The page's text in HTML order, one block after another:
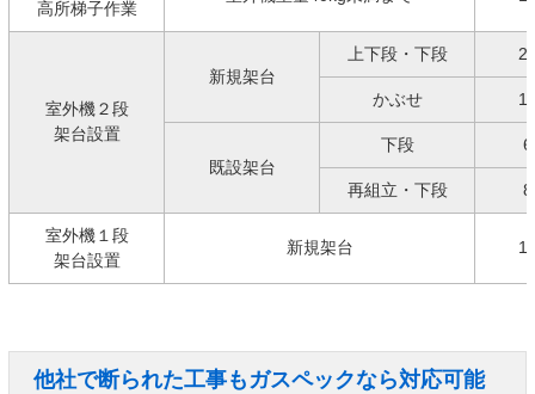
高所梯子作業
室外機２段
架台設置
新規架台
上下段・下段
かぶせ
既設架台
下段
再組立・下段
室外機１段
架台設置
新規架台
他社で断られた工事もガスペックなら対応可能